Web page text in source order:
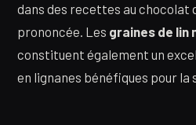
dans des recettes au chocolat
prononcée. Les graines de lin
constituent également un
en lignanes bénéfiques pour la